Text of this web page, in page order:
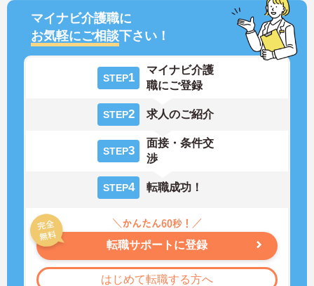
マイナビ介護職に
お気軽にご相談下さい！
STEP1
マイナビ介護
職にご登録
STEP2 求人のご紹介
STEP3
面接・条件交
渉
STEP4 転職成功！
転職サポートに登録
はじめて転職する方へ